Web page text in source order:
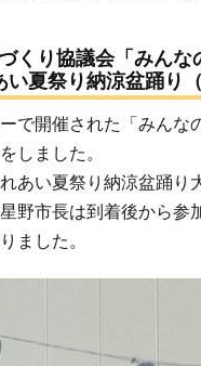
くり協議会「みんな
夏祭り納涼盆踊り（
で開催された「みんな
しました。
あい夏祭り納涼盆踊り
野市長は到着後から参
ました。